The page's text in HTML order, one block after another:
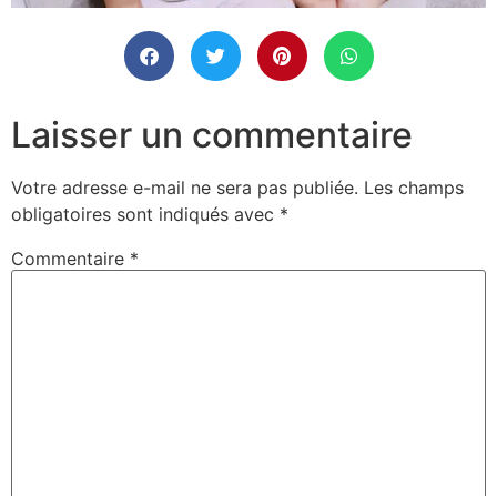
Laisser un commentaire
Votre adresse e-mail ne sera pas publiée. Les champs
obligatoires sont indiqués avec *
Commentaire *